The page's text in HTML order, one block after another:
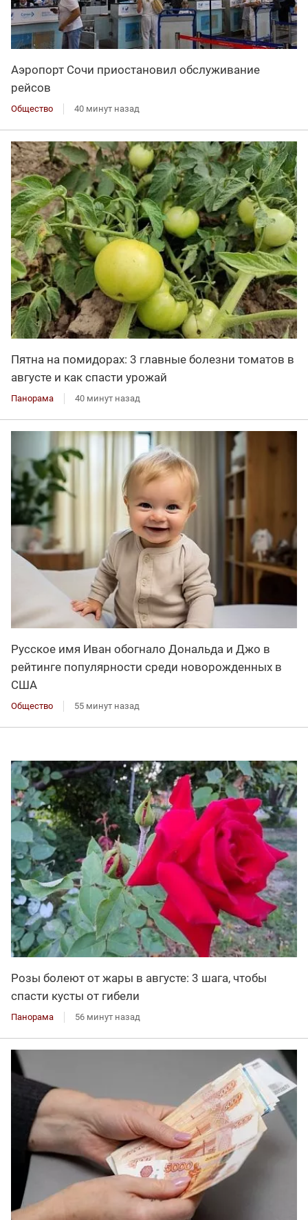
Аэропорт Сочи приостановил обслуживание
рейсов
Общество 40 минут назад
Пятна на помидорах: 3 главные болезни томатов в
августе и как спасти урожай
Панорама 40 минут назад
Русское имя Иван обогнало Дональда и Джо в
рейтинге популярности среди новорожденных в
США
Общество 55 минут назад
Розы болеют от жары в августе: 3 шага, чтобы
спасти кусты от гибели
Панорама 56 минут назад